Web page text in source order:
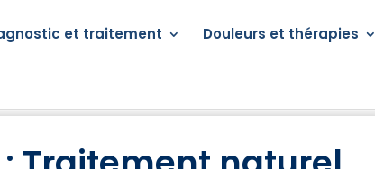
et traitement Douleurs et thérapies